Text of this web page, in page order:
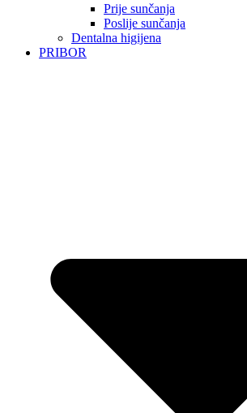
Prije sunčanja
Poslije sunčanja
Dentalna higijena
PRIBOR